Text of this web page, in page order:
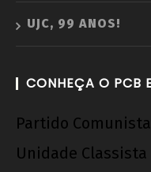
UJC, 99 ANOS!
CONHEÇA O PCB
Partido
Unidade Classista